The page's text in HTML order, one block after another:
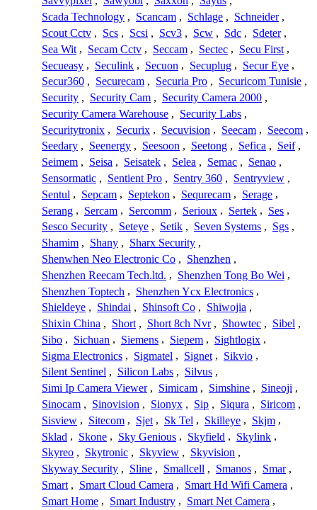
Scada Technology , Scancam , Schlage , Schneider ,
Scout Cctv , Scs , Scsi , Scv3 , Scw , Sdc , Sdeter ,
Sea Wit , Secam Cctv , Seccam , Sectec , Secu First ,
Secueasy , Seculink , Secuon , Secuplug , Secur Eye ,
Secur360 , Securecam , Securia Pro , Securicom Tunisie ,
Security , Security Cam , Security Camera 2000 ,
Security Camera Warehouse , Security Labs ,
Securitytronix , Securix , Secuvision , Seecam , Seecom ,
Seedary , Seenergy , Seesoon , Seetong , Sefica , Seif ,
Seimem , Seisa , Seisatek , Selea , Semac , Senao ,
Sensormatic , Sentient Pro , Sentry 360 , Sentryview ,
Sentul , Sepcam , Septekon , Sequrecam , Serage ,
Serang , Sercam , Sercomm , Serioux , Sertek , Ses ,
Sesco Security , Seteye , Setik , Seven Systems , Sgs ,
Shamim , Shany , Sharx Security ,
Shenwhen Neo Electronic Co , Shenzhen ,
Shenzhen Reecam Tech.ltd. , Shenzhen Tong Bo Wei ,
Shenzhen Toptech , Shenzhen Ycx Electronics ,
Shieldeye , Shindai , Shinsoft Co , Shiwojia ,
Shixin China , Short , Short 8ch Nvr , Showtec , Sibel ,
Sibo , Sichuan , Siemens , Siepem , Sightlogix ,
Sigma Electronics , Sigmatel , Signet , Sikvio ,
Silent Sentinel , Silicon Labs , Silvus ,
Simi Ip Camera Viewer , Simicam , Simshine , Sineoji ,
Sinocam , Sinovision , Sionyx , Sip , Siqura , Siricom ,
Sisview , Sitecom , Sjet , Sk Tel , Skilleye , Skjm ,
Sklad , Skone , Sky Genious , Skyfield , Skylink ,
Skyreo , Skytronic , Skyview , Skyvision ,
Skyway Security , Sline , Smallcell , Smanos , Smar ,
Smart , Smart Cloud Camera , Smart Hd Wifi Camera ,
Smart Home , Smart Industry , Smart Net Camera ,